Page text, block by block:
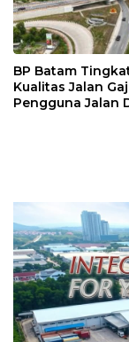
BP Batam
Kualitas Jalan
Pengguna Jalan